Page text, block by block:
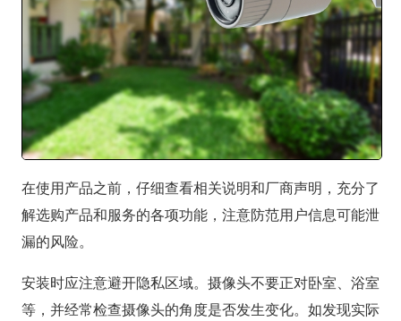
在使用产品之前，仔细查看相关说明和厂商声明，充分了
解选购产品和服务的各项功能，注意防范用户信息可能泄
漏的风险。
安装时应注意避开隐私区域。摄像头不要正对卧室、浴室
等，并经常检查摄像头的角度是否发生变化。如发现实际